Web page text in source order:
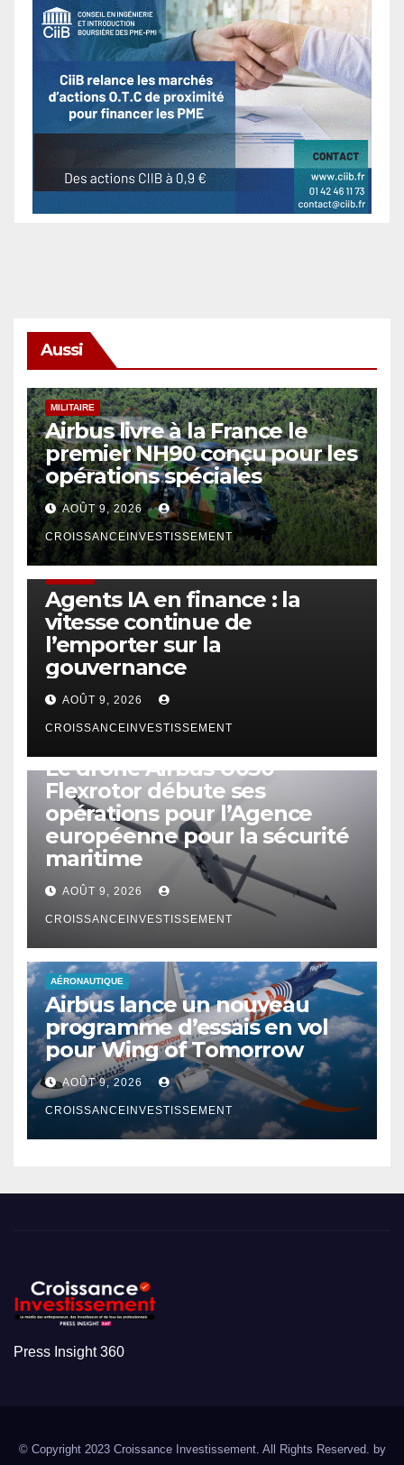
Aussi
MILITAIRE
Airbus livre à la France le
premier NH90 conçu pour les
opérations spéciales
AOÛT 9, 2026
CROISSANCEINVESTISSEMENT
Agents IA en finance : la
vitesse continue de
l’emporter sur la
gouvernance
AOÛT 9, 2026
CROISSANCEINVESTISSEMENT
Le drone Airbus U030
Flexrotor débute ses
opérations pour l’Agence
européenne pour la sécurité
maritime
AOÛT 9, 2026
CROISSANCEINVESTISSEMENT
AÉRONAUTIQUE
Airbus lance un nouveau
programme d’essais en vol
pour Wing of Tomorrow
AOÛT 9, 2026
CROISSANCEINVESTISSEMENT
Press Insight 360
© Copyright 2023 Croissance Investissement. All Rights Reserved. by